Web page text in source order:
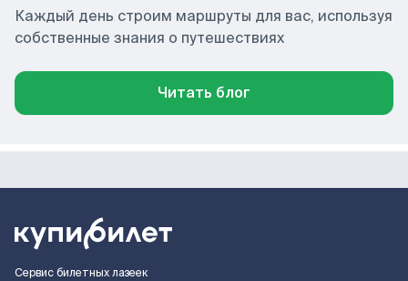
Каждый день строим маршруты для вас, используя
собственные знания о путешествиях
Читать блог
Сервис билетных лазеек